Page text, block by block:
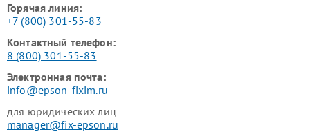
Горячая линия:
+7 (800) 301-55-83
Контактный телефон:
8 (800) 301-55-83
Электронная почта:
info@epson-fixim.ru
для юридических лиц
manager@fix-epson.ru